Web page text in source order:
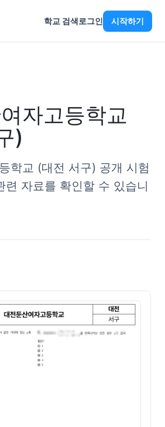
학교 검색로그인 시작하기
자고등학교
)
학교 (대전 서구) 공개 시험
련 자료를 확인할 수 있습니